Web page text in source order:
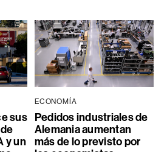
sus
y un
ECONOMÍA
Pedidos industriales de
Alemania aumentan
más de lo previsto por